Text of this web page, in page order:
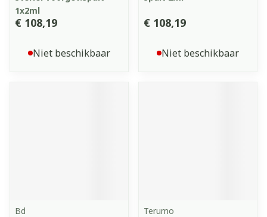
1x2ml
€ 108,19
Niet beschikbaar
€ 108,19
Niet beschikbaar
Bd
Terumo